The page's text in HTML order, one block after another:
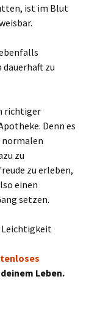
ist im Blut
zu
richtiger
Denn es
zu
zu erleben,
einen
setzen.
Leichtigkeit
Leben.